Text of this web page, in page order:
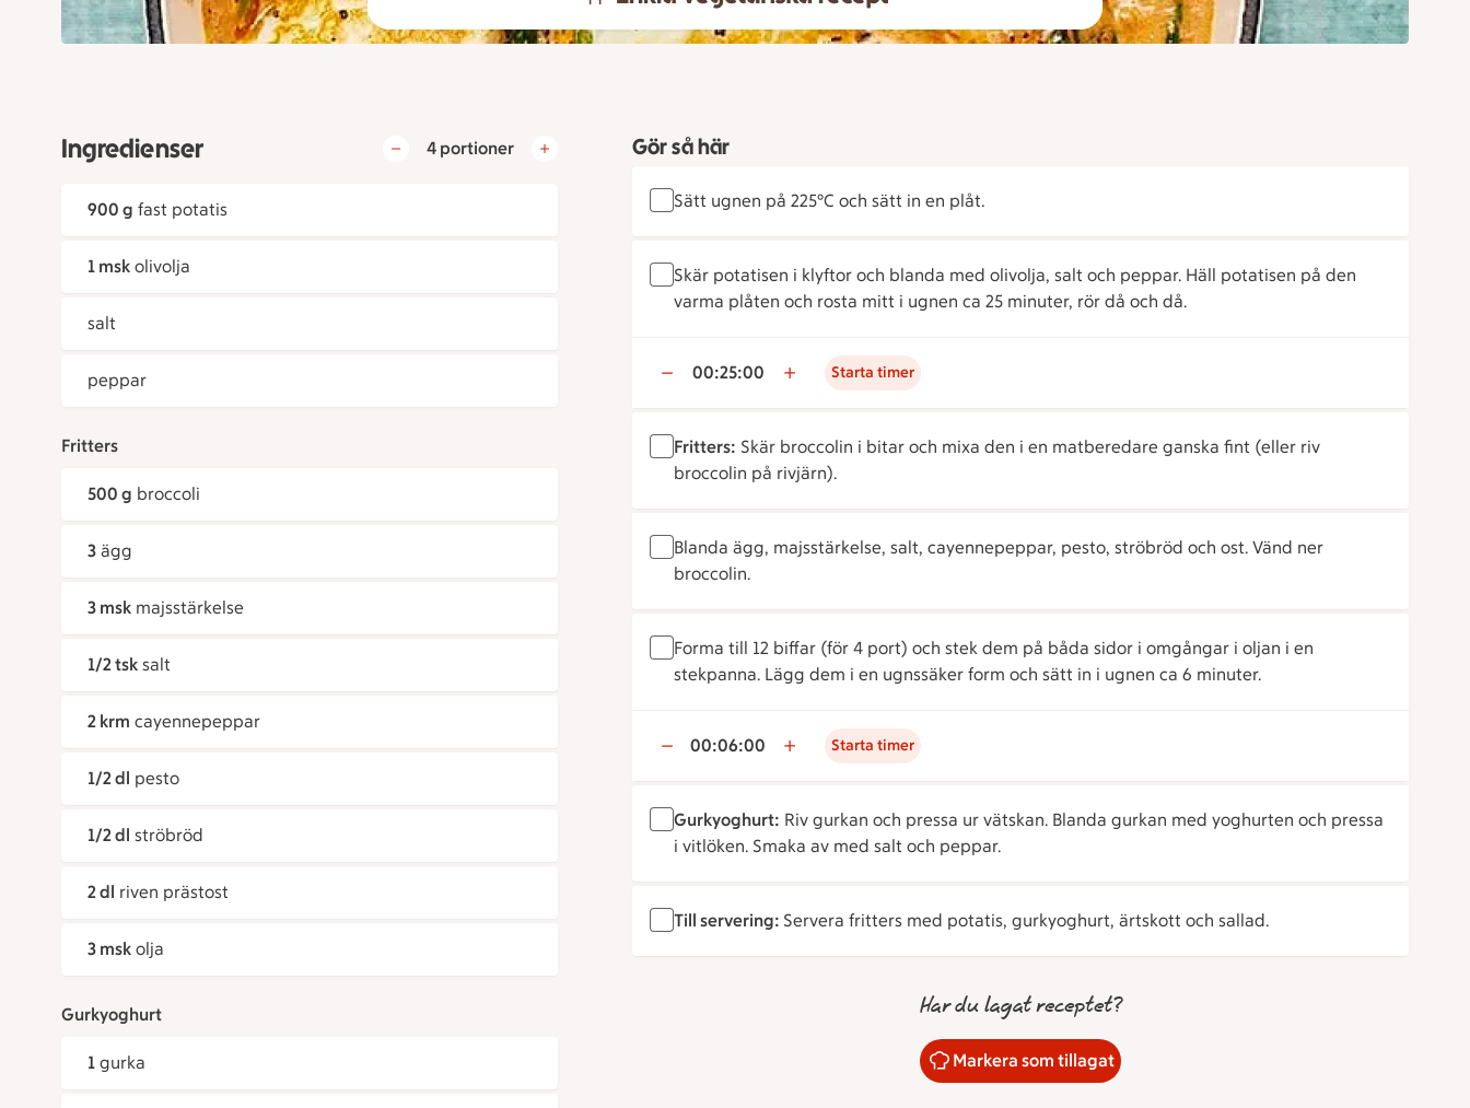
Ingredienser 4 portioner
900 g fast potatis
1 msk olivolja
salt
peppar
Fritters
500 g broccoli
3 ägg
3 msk majsstärkelse
1/2 tsk salt
2 krm cayennepeppar
1/2 dl pesto
1/2 dl ströbröd
2 dl riven prästost
3 msk olja
Gurkyoghurt
1 gurka
Gör så här
Sätt ugnen på 225°C och sätt in en plåt.
Skär potatisen i klyftor och blanda med olivolja, salt och peppar. Häll potatisen på den
varma plåten och rosta mitt i ugnen ca 25 minuter, rör då och då.
00:25:00 Starta timer
Fritters: Skär broccolin i bitar och mixa den i en matberedare ganska fint (eller riv
broccolin på rivjärn).
Blanda ägg, majsstärkelse, salt, cayennepeppar, pesto, ströbröd och ost. Vänd ner
broccolin.
Forma till 12 biffar (för 4 port) och stek dem på båda sidor i omgångar i oljan i en
stekpanna. Lägg dem i en ugnssäker form och sätt in i ugnen ca 6 minuter.
00:06:00 Starta timer
Gurkyoghurt: Riv gurkan och pressa ur vätskan. Blanda gurkan med yoghurten och pressa
i vitlöken. Smaka av med salt och peppar.
Till servering: Servera fritters med potatis, gurkyoghurt, ärtskott och sallad.
Har du lagat receptet?
Markera som tillagat